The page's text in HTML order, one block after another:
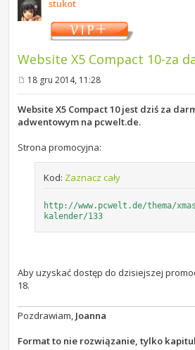
stukot
Website X5 Compact 10-za
o
s
t
18 gru 2014, 11:28
Website X5 Compact 10 jest dziś za
adwentowym na pcwelt.de.
Strona promocyjna:
Kod: Zaznacz cały
http://www.pcwelt.de/thema/
kalender/133
Aby uzyskać dostęp do dzisiejszej
18.
Pozdrawiam, Joanna
Format to nie rozwiązanie, tylko